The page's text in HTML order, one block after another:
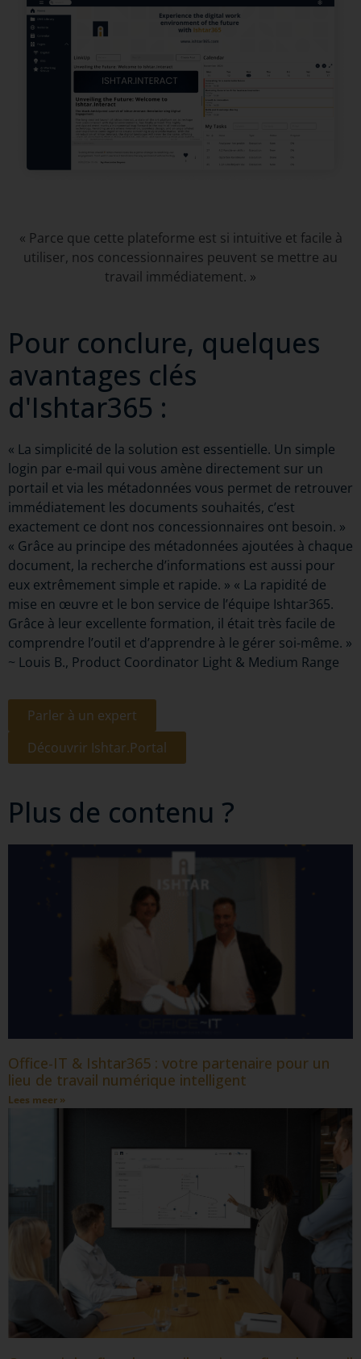
« Parce que cette plateforme est si intuitive et facile à
utiliser, nos concessionnaires peuvent se mettre au
travail immédiatement. »
Pour conclure, quelques
avantages clés
d'Ishtar365 :
« La simplicité de la solution est essentielle. Un simple
login par e-mail qui vous amène directement sur un
portail et via les métadonnées vous permet de retrouver
immédiatement les documents souhaités, c’est
exactement ce dont nos concessionnaires ont besoin. »
« Grâce au principe des métadonnées ajoutées à chaque
document, la recherche d’informations est aussi pour
eux extrêmement simple et rapide. » « La rapidité de
mise en œuvre et le bon service de l’équipe Ishtar365.
Grâce à leur excellente formation, il était très facile de
comprendre l’outil et d’apprendre à le gérer soi-même. »
~ Louis B., Product Coordinator Light & Medium Range
Parler à un expert
Découvrir Ishtar.Portal
Plus de contenu ?
Office-IT & Ishtar365 : votre partenaire pour un
lieu de travail numérique intelligent
Lees meer »